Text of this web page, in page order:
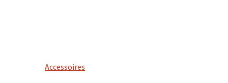
Accessoires